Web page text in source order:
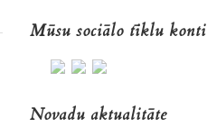
Mūsu sociālo tīklu konti
Novadu aktualitāte